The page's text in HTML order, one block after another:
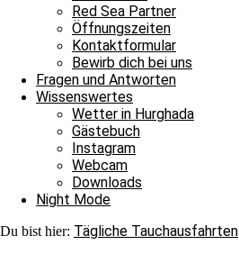
Red Sea Partner
Öffnungszeiten
Kontaktformular
Bewirb dich bei uns
Fragen und Antworten
Wissenswertes
Wetter in Hurghada
Gästebuch
Instagram
Webcam
Downloads
Night Mode
Du bist hier: Tägliche Tauchausfahrten